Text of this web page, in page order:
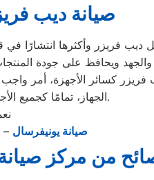
صيانة ديب
فريزر وأكثرها انتشارًا في
ويحافظ على جودة
فريزر كسائر الأجهزة، أمر
الجهاز، تمامًا كجميع الأجهزة المنزلية الأخرى، للحفاظ عليها.
صيانة يونيفرسال –
من مركز